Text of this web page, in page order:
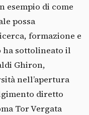
esempio di come
possa
formazione e
sottolineato il
Ghiron,
nell’apertura
diretto
Tor Vergata